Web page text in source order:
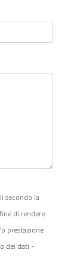
secondo la
di rendere
prestazione
dei dati -